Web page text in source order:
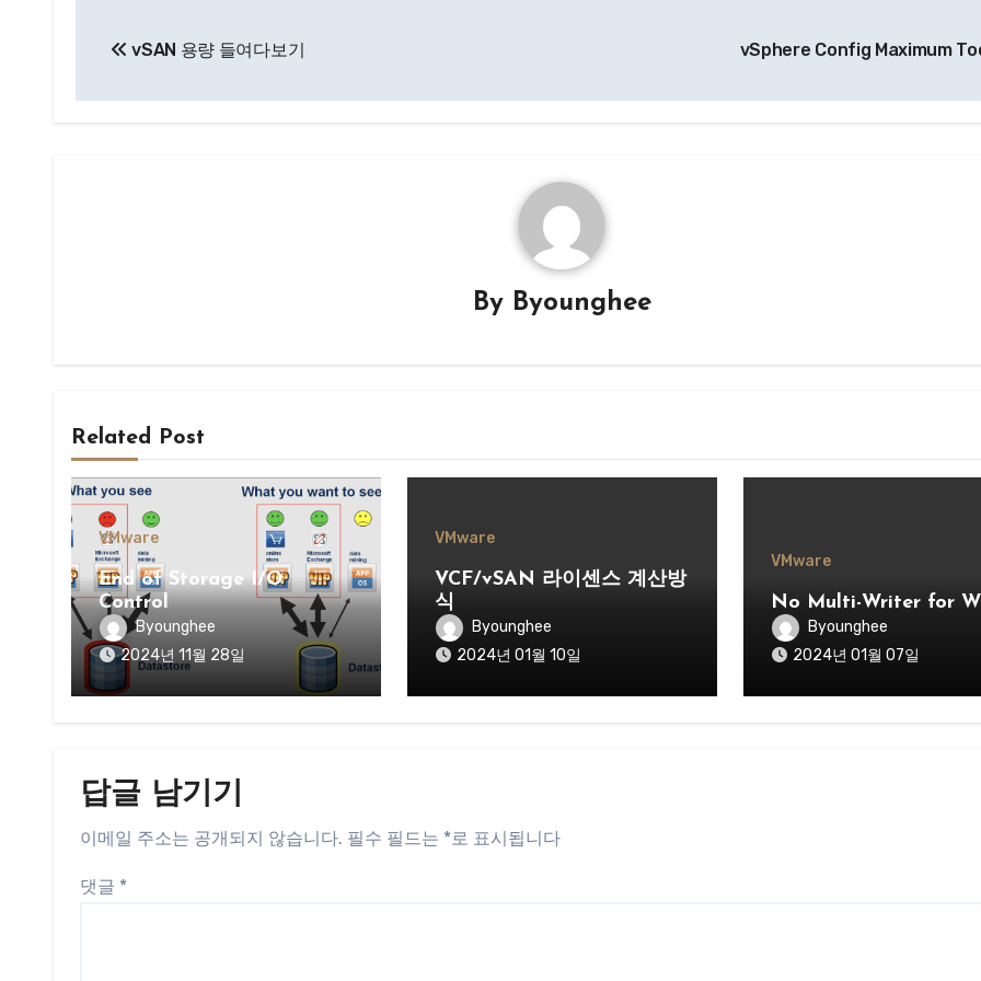
색
vSAN 용량 들여다보기 vSphere Config Maximum
By Byounghee
Related Post
VMware
End of Storage I/O
Control
Byounghee
2024년 11월 28일
VMware
VCF/vSAN 라이센스 계산방
식
Byounghee
2024년 01월 10일
VMware
No Multi-Writer for
Byounghee
2024년 01월 07일
답글 남기기
이메일 주소는 공개되지 않습니다. 필수 필드는 *로 표시됩니다
댓글 *